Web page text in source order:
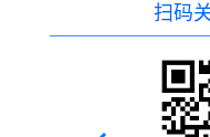
扫码